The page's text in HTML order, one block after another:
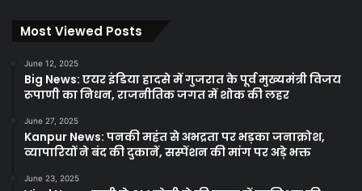
Most Viewed Posts
June 12, 2025
Big News: एयर इंडिया हादसे में गुजरात के पूर्व मुख्यमंत्री विजय
रूपाणी का निधन, राजनीतिक जगत में शोक की लहर
June 27, 2025
Kanpur News: पनकी महंत से अभद्रता पर भड़का जनाक्रोश,
व्यापारियों ने बंद की दुकानें, सस्पेंशन की मांग पर अड़े भक्त
June 23, 2025